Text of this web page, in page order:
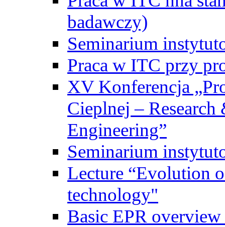
badawczy)
Seminarium
Praca w ITC przy
XV Konferencja
Cieplnej –
Engineering”
Seminarium
Lecture “Evolution
technology"
Basic EPR overview